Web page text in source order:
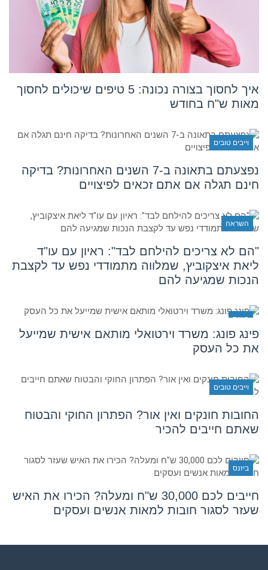
איך לחסוך בצורה נכונה: 5 טיפים שיכולים לחסוך
מאות ש"ח בחודש
וייבים טובים
נפצעתם בתאונה ב-7 השנים האחרונות? בדיקה
חינם תגלה אם אתם זכאים לפיצויים
השראה
"הם לא צריכים להילחם לבד": ראיון עם עו"ד
ליאת איצקוביץ, שמלווה מתמודדי נפש עד לקצבת
הנכות שמגיעה להם
ביזנס
פינג פונג: משרד וירטואלי מותאם אישית שמייעל
את כל העסק
וייבים טובים
החובות חונקים ואין אור? הפתרון החוקי והבטוח
שאתם חייבים להכיר
ביזנס
חייבים לכם 30,000 ש"ח ומעלה? הכירו את האיש
שעזר לסגור חובות למאות אנשים ועסקים